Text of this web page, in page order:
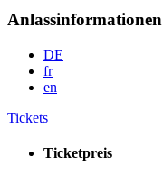
Anlassinformationen
DE
fr
en
Tickets
Ticketpreis